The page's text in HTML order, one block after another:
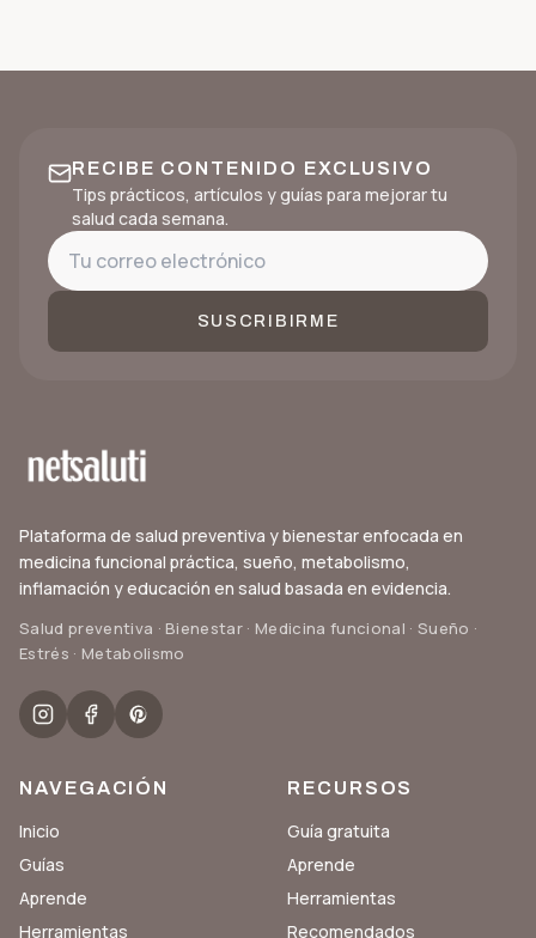
RECIBE CONTENIDO EXCLUSIVO
Tips prácticos, artículos y guías para mejorar tu
salud cada semana.
SUSCRIBIRME
Plataforma de salud preventiva y bienestar enfocada en
medicina funcional práctica, sueño, metabolismo,
inflamación y educación en salud basada en evidencia.
Salud preventiva · Bienestar · Medicina funcional · Sueño ·
Estrés · Metabolismo
NAVEGACIÓN
Inicio
Guías
Aprende
Herramientas
RECURSOS
Guía gratuita
Aprende
Herramientas
Recomendados